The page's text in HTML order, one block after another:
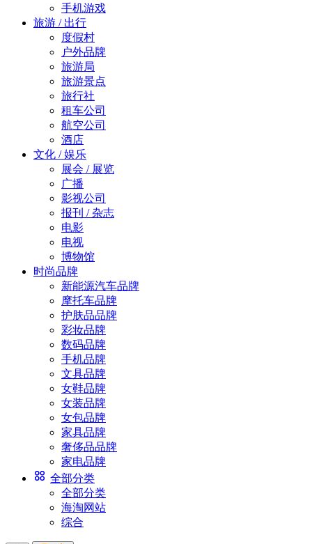
手机游戏
旅游 / 出行
度假村
户外品牌
旅游局
旅游景点
旅行社
租车公司
航空公司
酒店
文化 / 娱乐
展会 / 展览
广播
影视公司
报刊 / 杂志
电影
电视
博物馆
时尚品牌
新能源汽车品牌
摩托车品牌
护肤品品牌
彩妆品牌
数码品牌
手机品牌
文具品牌
女鞋品牌
女装品牌
女包品牌
家具品牌
奢侈品品牌
家电品牌
全部分类
全部分类
海淘网站
综合